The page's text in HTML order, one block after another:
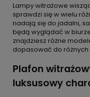
Lampy witrażowe
sprawdzi się w wielu
nadają się do jadalni,
będą wyglądać w
znajdziesz różne
dopasować do różnych
Plafon
luksusowy